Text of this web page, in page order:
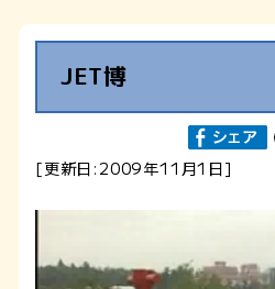
JET博
[更新日:2009年11月1日]